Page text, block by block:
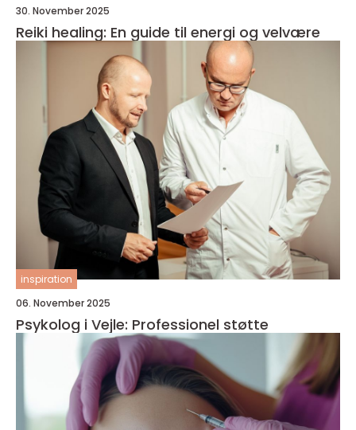
30. November 2025
Reiki healing: En guide til energi og velvære
inspiration
06. November 2025
Psykolog i Vejle: Professionel støtte